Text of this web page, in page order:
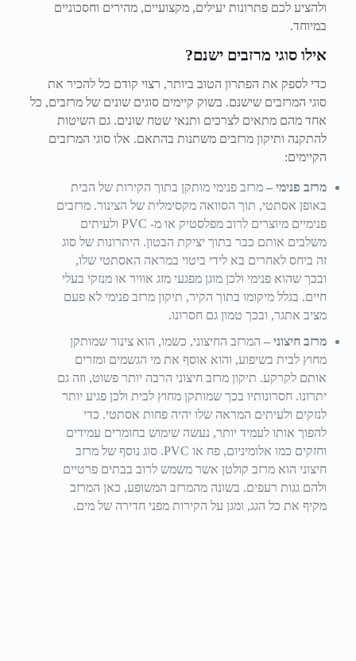
ולהציע לכם פתרונות יעילים, מקצועיים, מהירים וחסכוניים
במיוחד.
אילו סוגי מרזבים ישנם?
כדי לספק את הפתרון הטוב ביותר, רצוי קודם כל להכיר את
סוגי המרזבים שישנם. בשוק קיימים סוגים שונים של מרזבים, כל
אחד מהם מתאים לצרכים ותנאי שטח שונים. גם השיטות
להתקנה ותיקון מרזבים משתנות בהתאם. אלו סוגי המרזבים
הקיימים:
מרזב פנימי –מרזב פנימי מותקן בתוך הקירות של הבית
באופן אסתטי, תוך הסוואה מקסימלית של הצינור. מרזבים
פנימיים מיוצרים לרוב מפלסטיק או מ- PVC ולעיתים
משלבים אותם כבר בתוך יציקת הבטון. היתרונות של סוג
זה ביחס לאחרים בא לידי ביטוי במראה האסתטי שלו,
ובכך שהוא פנימי ולכן מוגן מפגעי מזג אוויר או מנזקי בעלי
חיים. בגלל מיקומו בתוך הקיר, תיקון מרזב פנימי לא פעם
מציב אתגר, ובכך טמון גם חסרונו.
מרזב חיצוני –המרזב החיצוני, כשמו, הוא צינור שמותקן
מחוץ לבית בשיפוע, והוא אוסף את מי הגשמים ומזרים
אותם לקרקע. תיקון מרזב חיצוני הרבה יותר פשוט, וזה גם
יתרונו. חסרונותיו בכך שמותקן מחוץ לבית ולכן פגיע יותר
לנזקים ולעיתים המראה שלו יהיה פחות אסתטי. כדי
להפוך אותו לעמיד יותר, נעשה שימוש בחומרים עמידים
וחזקים כמו אלומיניום, פח או PVC. סוג נוסף של מרזב
חיצוני הוא מרזב קולטן אשר משמש לרוב בבתים פרטיים
ולהם גגות רעפים. בשונה מהמרזב המשופע, כאן המרזב
מקיף את כל הגג, ומגן על הקירות מפני חדירה של מים.